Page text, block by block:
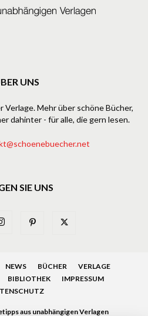
UNS
Verlage. Mehr über schöne Bücher,
dahinter - für alle, die gern lesen.
SIE UNS
NEWS BÜCHER
VERLAGE
BIBLIOTHEK
IMPRESSUM
aus unabhängigen Verlagen